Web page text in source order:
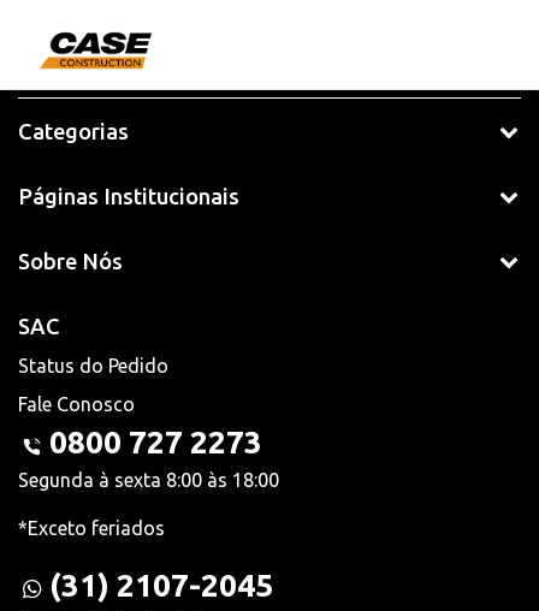
Categorias
Páginas Institucionais
Sobre Nós
SAC
Status do Pedido
Fale Conosco
0800 727 2273
Segunda à sexta 8:00 às 18:00
*Exceto feriados
(31) 2107-2045